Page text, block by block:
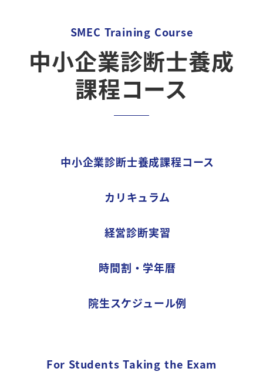
SMEC Training Course
中小企業診断士養成
課程コース
中小企業診断士養成課程コース
カリキュラム
経営診断実習
時間割・学年暦
院生スケジュール例
For Students Taking the Exam